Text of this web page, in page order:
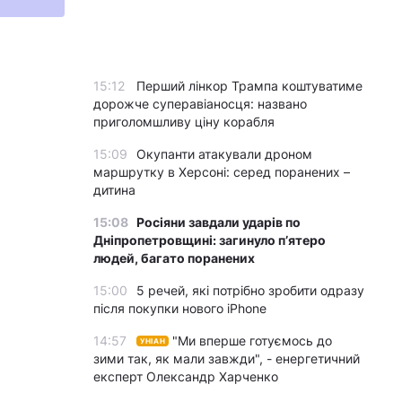
15:12
Перший лінкор Трампа коштуватиме
дорожче суперавіаносця: названо
приголомшливу ціну корабля
15:09
Окупанти атакували дроном
маршрутку в Херсоні: серед поранених –
дитина
15:08 Росіяни завдали ударів по
Дніпропетровщині: загинуло пʼятеро
людей, багато поранених
15:00
5 речей, які потрібно зробити одразу
після покупки нового iPhone
14:57 УНІАН
"Ми вперше готуємось до
зими так, як мали завжди", - енергетичний
експерт Олександр Харченко